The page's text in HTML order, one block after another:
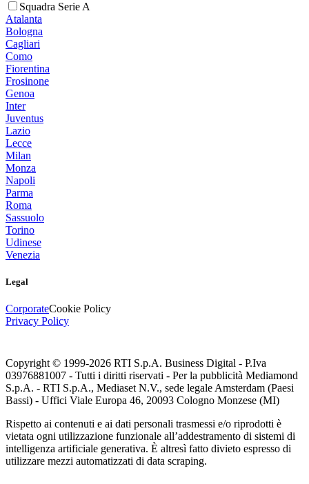
Squadra Serie A
Atalanta
Bologna
Cagliari
Como
Fiorentina
Frosinone
Genoa
Inter
Juventus
Lazio
Lecce
Milan
Monza
Napoli
Parma
Roma
Sassuolo
Torino
Udinese
Venezia
Legal
CorporateCookie Policy
Privacy Policy
Copyright © 1999-2026 RTI S.p.A. Business Digital - P.Iva
03976881007 - Tutti i diritti riservati - Per la pubblicità Mediamond
S.p.A. - RTI S.p.A., Mediaset N.V., sede legale Amsterdam (Paesi
Bassi) - Uffici Viale Europa 46, 20093 Cologno Monzese (MI)
Rispetto ai contenuti e ai dati personali trasmessi e/o riprodotti è
vietata ogni utilizzazione funzionale all’addestramento di sistemi di
intelligenza artificiale generativa. È altresì fatto divieto espresso di
utilizzare mezzi automatizzati di data scraping.